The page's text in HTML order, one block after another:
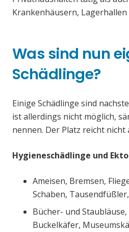
Krankenhäusern, Lagerhallen
Was sind nun
Schädlinge?
Einige Schädlinge sind
ist allerdings nicht möglich,
nennen. Der Platz reicht nicht
Hygieneschädlinge und
Ameisen, Bremsen,
Schaben,
Bücher- und
Buckelkäfer,